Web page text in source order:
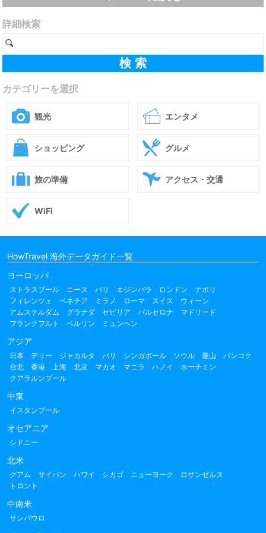
詳細検索
カテゴリーを選択
観光 エンタメ
ショッピング グルメ
旅の準備 アクセス・交通
WiFi
HowTravel 海外データガイド一覧
ヨーロッパ
ストラスブール ニース パリ エジンバラ ロンドン
ナポリ
フィレンツェ
ベネチア ミラノ ローマ スイス
ウィーン
アムステルダム
グラナダ セビリア バルセロナ
マドリード
フランクフルト
ベルリン ミュンヘン
アジア
日本 デリー ジャカルタ バリ シンガポール ソウル 釜山
バンコク
台北
香港 上海 北京 マカオ マニラ ハノイ
ホーチミン
クアラルンプール
中東
イスタンブール
オセアニア
シドニー
北米
グアム サイパン ハワイ シカゴ ニューヨーク
ロサンゼルス
トロント
中南米
サンパウロ